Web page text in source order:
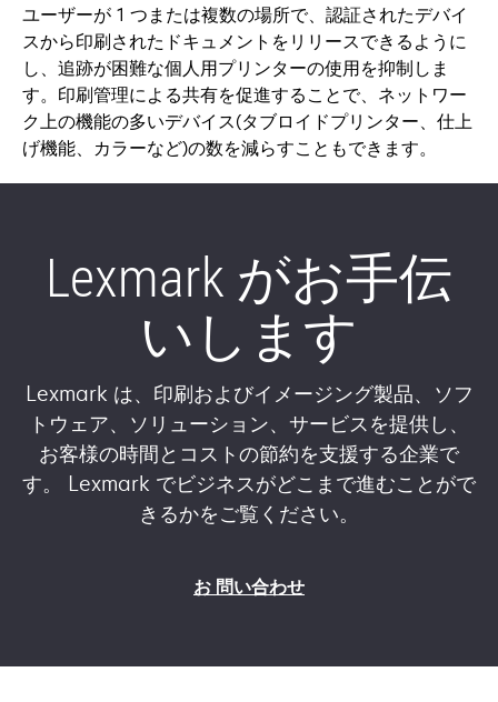
ユーザーが 1 つまたは複数の場所で、認証されたデバイ
スから印刷されたドキュメントをリリースできるように
し、追跡が困難な個人用プリンターの使用を抑制しま
す。印刷管理による共有を促進することで、ネットワー
ク上の機能の多いデバイス(タブロイドプリンター、仕上
げ機能、カラーなど)の数を減らすこともできます。
Lexmark がお手伝
いします
Lexmark は、印刷およびイメージング製品、ソフ
トウェア、ソリューション、サービスを提供し、
お客様の時間とコストの節約を支援する企業で
す。 Lexmark でビジネスがどこまで進むことがで
きるかをご覧ください。
お 問い合わせ